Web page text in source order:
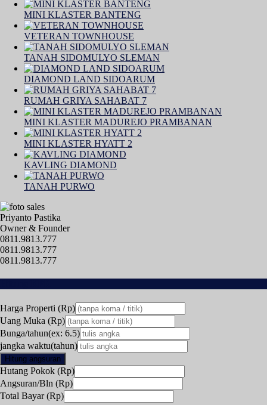
MINI KLASTER BANTENG
VETERAN TOWNHOUSE
TANAH SIDOMULYO SLEMAN
DIAMOND LAND SIDOARUM
RUMAH GRIYA SAHABAT 7
MINI KLASTER MADUREJO PRAMBANAN
MINI KLASTER HYATT 2
KAVLING DIAMOND
TANAH PURWO
Priyanto Pastika
Owner & Founder
0811.9813.777
0811.9813.777
0811.9813.777
Harga Properti (Rp)
Uang Muka (Rp)
Bunga/tahun(ex: 6.5)
jangka waktu(tahun)
Hitung angsuran
Hutang Pokok (Rp)
Angsuran/Bln (Rp)
Total Bayar (Rp)